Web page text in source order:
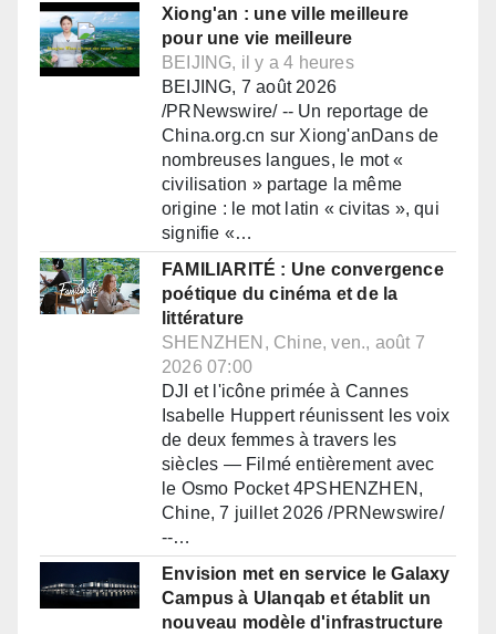
Xiong'an : une ville meilleure
pour une vie meilleure
BEIJING, il y a 4 heures
BEIJING, 7 août 2026
/PRNewswire/ -- Un reportage de
China.org.cn sur Xiong'anDans de
nombreuses langues, le mot «
civilisation » partage la même
origine : le mot latin « civitas », qui
signifie «…
FAMILIARITÉ : Une convergence
poétique du cinéma et de la
littérature
SHENZHEN, Chine, ven., août 7
2026 07:00
DJI et l'icône primée à Cannes
Isabelle Huppert réunissent les voix
de deux femmes à travers les
siècles — Filmé entièrement avec
le Osmo Pocket 4PSHENZHEN,
Chine, 7 juillet 2026 /PRNewswire/
--…
Envision met en service le Galaxy
Campus à Ulanqab et établit un
nouveau modèle d'infrastructure